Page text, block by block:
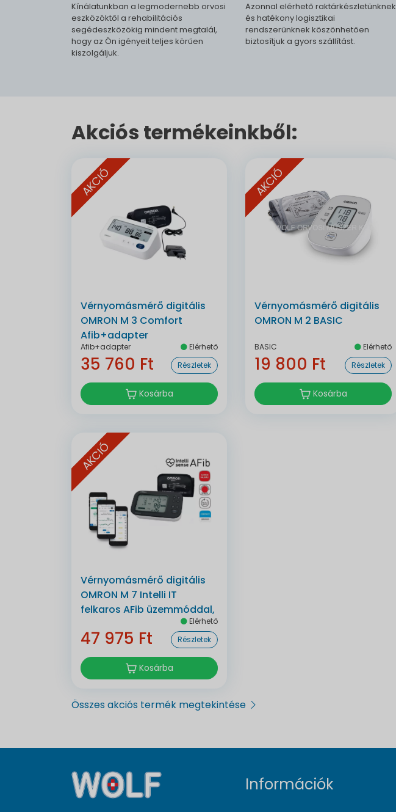
Kínálatunkban a legmodernebb orvosi
eszközöktől a rehabilitációs
segédeszközökig mindent megtalál,
hogy az Ön igényeit teljes körűen
kiszolgáljuk.
Azonnal elérhető raktárkészletünknek
és hatékony logisztikai
rendszerünknek köszönhetően
biztosítjuk a gyors szállítást.
Akciós termékeinkből:
AKCIÓ
Vérnyomásmérő digitális
OMRON M 3 Comfort
Afib+adapter
Afib+adapter Elérhető
35 760 Ft Részletek
Kosárba
AKCIÓ
Vérnyomásmérő digitális
OMRON M 2 BASIC
BASIC Elérhető
19 800 Ft Részletek
Kosárba
AKCIÓ
Vérnyomásmérő digitális
OMRON M 7 Intelli IT
felkaros AFib üzemmóddal,
bluetoothos automataElérhető
47 975 Ft Részletek
Kosárba
Összes akciós termék megtekintése
Információk